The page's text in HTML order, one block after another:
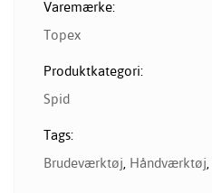
Varemærke:
Topex
Produktkategori:
Spid
Tags:
Brudeværktøj, Håndværktøj,